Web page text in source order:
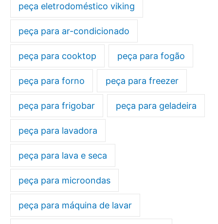
peça eletrodoméstico viking
peça para ar-condicionado
peça para cooktop peça para fogão
peça para forno peça para freezer
peça para frigobar peça para geladeira
peça para lavadora
peça para lava e seca
peça para microondas
peça para máquina de lavar